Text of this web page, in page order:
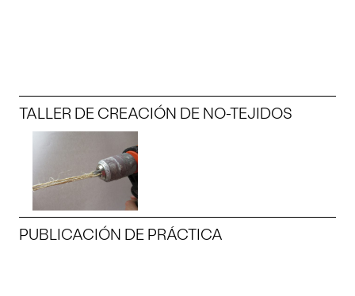
TALLER DE CREACIÓN DE NO-TEJIDOS
PUBLICACIÓN DE PRÁCTICA